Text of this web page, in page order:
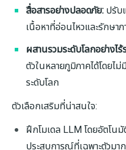
สื่อสารอย่างปลอดภัย: ปรับ
เนื้อหาที่อ่อนไหวและรักษ
ผสานรวมระดับโลกอย่างไ
ตัวในหลายภูมิภาคได้โดยไ
ระดับโลก
ตัวเลือกเสริมที่น่าสนใจ:
ฝึกโมเดล LLM โดยอัตโน
ประสบการณ์ที่เฉพาะตัวมา